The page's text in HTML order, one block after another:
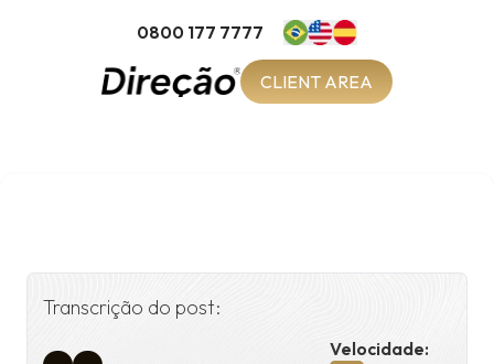
0800 177 7777
CLIENT AREA
Transcrição do post:
Velocidade: